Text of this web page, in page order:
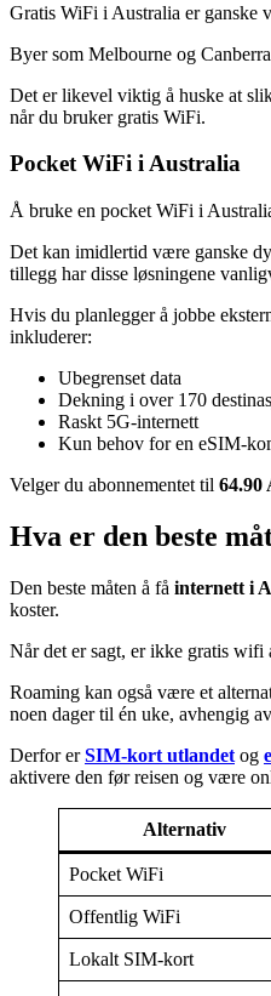
Gratis WiFi i Australia er ganske
Byer som Melbourne og
Det er likevel viktig å huske at
når du bruker gratis WiFi.
Pocket WiFi i Australia
Å bruke en pocket WiFi i
Det kan imidlertid være ganske
tillegg har disse løsningene
Hvis du planlegger å jobbe
inkluderer:
Ubegrenset data
Dekning i over 170
Raskt 5G-internett
Kun behov for en eSIM-
Velger du abonnementet til 64.90
Hva er den beste
Den beste måten å få internett i
koster.
Når det er sagt, er ikke gratis wifi
Roaming kan også være et
noen dager til én uke, avhengig
Derfor erSIM-kort utlandet og
aktivere den før reisen og være
Alternativ
Pocket WiFi
Offentlig WiFi
Lokalt SIM-kort